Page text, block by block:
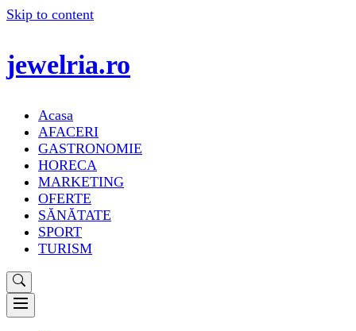
Skip to content
jewelria.ro
Acasa
AFACERI
GASTRONOMIE
HORECA
MARKETING
OFERTE
SĂNĂTATE
SPORT
TURISM